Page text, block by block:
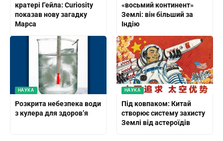
кратері Гейла: Curiosity
показав нову загадку
Марса
«восьмий континент»
Землі: він більший за
Індію
НАУКА
Розкрита небезпека води
з кулера для здоров’я
НАУКА
Під ковпаком: Китай
створює систему захисту
Землі від астероїдів